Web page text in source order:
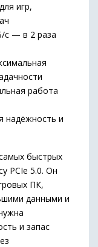
игр,
с — в 2 раза
работа
надёжность и
быстрых
PCIe 5.0. Он
ПК,
данными и
и запас